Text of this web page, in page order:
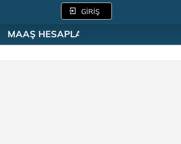
GİRİŞ
MAAŞ HESAPLAMA